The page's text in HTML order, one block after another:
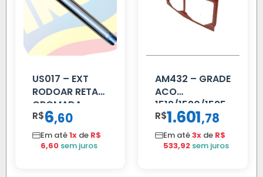
US017 – EXT
RODOAR RETA
CROMADA
R$6,60
Em até1x de R$
6,60 sem juros
AM432 – GRADE
ACO
1519/1520/1525
R$1.601,78
Em até3x de R$
533,92 sem juros